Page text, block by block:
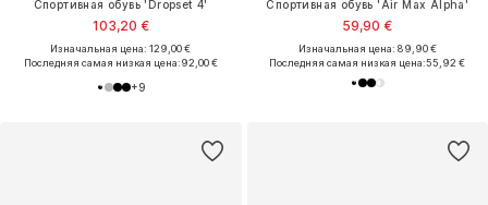
Спортивная обувь 'Dropset 4'
103,20 €
Изначальная цена: 129,00 €
Последняя самая низкая цена:92,00 €
+9
Спортивная обувь 'Air Max Alpha'
59,90 €
Изначальная цена: 89,90 €
Последняя самая низкая цена:55,92 €